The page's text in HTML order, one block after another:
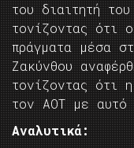
του διαιτητή
τονίζοντας ότι
πράγματα μέσα
Ζακύνθου
τονίζοντας ότι
τον ΑΟΤ με αυτό
Αναλυτικά: